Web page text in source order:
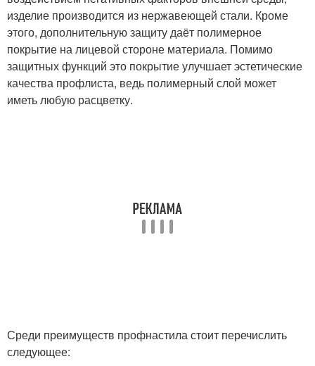
изделие производится из нержавеющей стали. Кроме
этого, дополнительную защиту даёт полимерное
покрытие на лицевой стороне материала. Помимо
защитных функций это покрытие улучшает эстетические
качества профлиста, ведь полимерный слой может
иметь любую расцветку.
Среди преимуществ профнастила стоит перечислить
следующее: